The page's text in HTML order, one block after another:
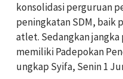
konsolidasi perguruan
peningkatan SDM, baik
atlet. Sedangkan jangka
memiliki Padepokan
ungkap Syifa, Senin 1